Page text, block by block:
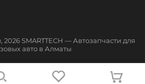
SMARTTECH — Автозапчасти для
авто в Алматы